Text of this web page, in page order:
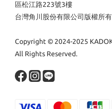
區松江路223號3樓
台灣角川股份有限公司版權所
Copyright © 2024-2025
All Rights Reserved.